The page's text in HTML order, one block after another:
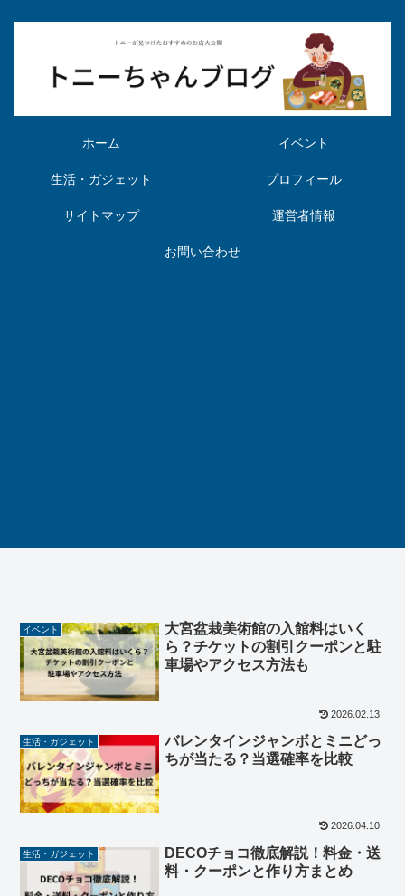
ホーム イベント
生活・ガジェット プロフィール
サイトマップ 運営者情報
お問い合わせ
イベント
大宮盆栽美術館の入館料はいく
ら？チケットの割引クーポンと駐
車場やアクセス方法も
2026.02.13
生活・ガジェット
バレンタインジャンボとミニどっ
ちが当たる？当選確率を比較
2026.04.10
生活・ガジェット
DECOチョコ徹底解説！料金・送
料・クーポンと作り方まとめ